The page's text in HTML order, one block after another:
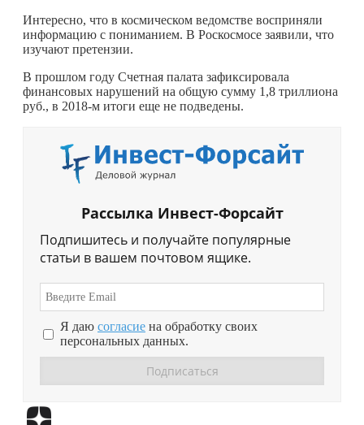
Интересно, что в космическом ведомстве восприняли
информацию с пониманием. В Роскосмосе заявили, что
изучают претензии.
В прошлом году Счетная палата зафиксировала
финансовых нарушений на общую сумму 1,8 триллиона
руб., в 2018-м итоги еще не подведены.
Рассылка Инвест-Форсайт
Подпишитесь и получайте популярные
статьи в вашем почтовом ящике.
Я даю согласие на обработку своих
персональных данных.